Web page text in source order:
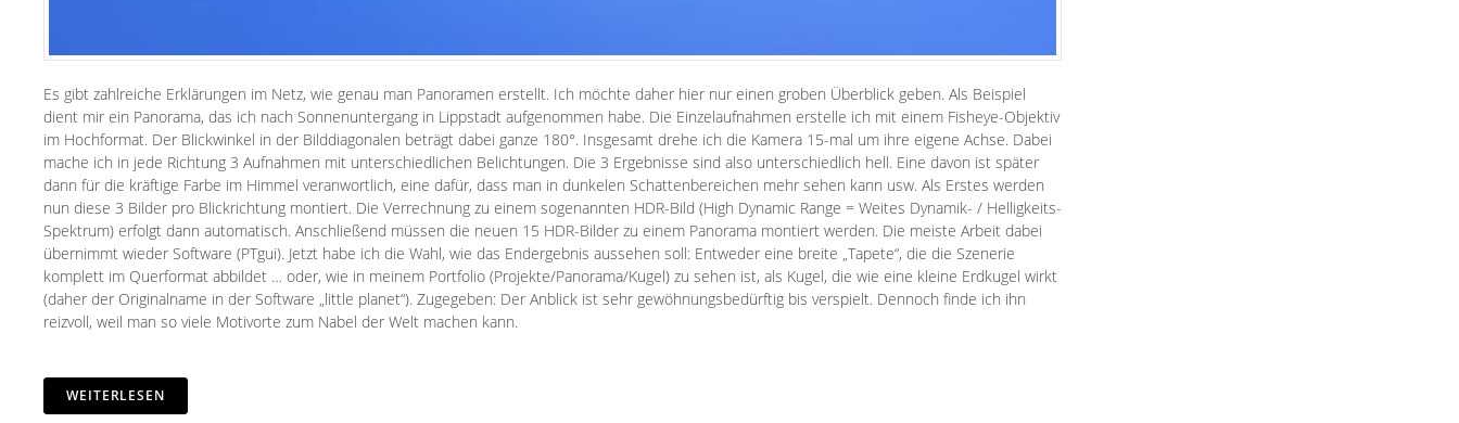
Es gibt zahlreiche Erklärungen im Netz, wie genau man Panoramen erstellt. Ich möchte daher hier nur einen groben Überblick geben. Als Beispiel
dient mir ein Panorama, das ich nach Sonnenuntergang in Lippstadt aufgenommen habe. Die Einzelaufnahmen erstelle ich mit einem Fisheye-Objektiv
im Hochformat. Der Blickwinkel in der Bilddiagonalen beträgt dabei ganze 180°. Insgesamt drehe ich die Kamera 15-mal um ihre eigene Achse. Dabei
mache ich in jede Richtung 3 Aufnahmen mit unterschiedlichen Belichtungen. Die 3 Ergebnisse sind also unterschiedlich hell. Eine davon ist später
dann für die kräftige Farbe im Himmel veranwortlich, eine dafür, dass man in dunkelen Schattenbereichen mehr sehen kann usw. Als Erstes werden
nun diese 3 Bilder pro Blickrichtung montiert. Die Verrechnung zu einem sogenannten HDR-Bild (High Dynamic Range = Weites Dynamik- / Helligkeits-
Spektrum) erfolgt dann automatisch. Anschließend müssen die neuen 15 HDR-Bilder zu einem Panorama montiert werden. Die meiste Arbeit dabei
übernimmt wieder Software (PTgui). Jetzt habe ich die Wahl, wie das Endergebnis aussehen soll: Entweder eine breite „Tapete“, die die Szenerie
komplett im Querformat abbildet … oder, wie in meinem Portfolio (Projekte/Panorama/Kugel) zu sehen ist, als Kugel, die wie eine kleine Erdkugel wirkt
(daher der Originalname in der Software „little planet“). Zugegeben: Der Anblick ist sehr gewöhnungsbedürftig bis verspielt. Dennoch finde ich ihn
reizvoll, weil man so viele Motivorte zum Nabel der Welt machen kann.
WEITERLESEN